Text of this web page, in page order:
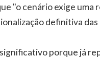
"o cenário exige uma
definitiva
porque já